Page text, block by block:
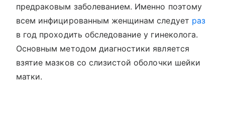
предраковым заболеванием. Именно поэтому
всем инфицированным женщинам следует раз
в год проходить обследование у гинеколога.
Основным методом диагностики является
взятие мазков со слизистой оболочки шейки
матки.